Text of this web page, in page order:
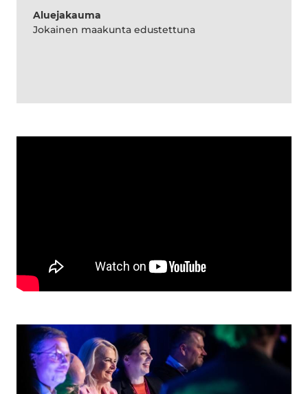
Aluejakauma
Jokainen maakunta edustettuna